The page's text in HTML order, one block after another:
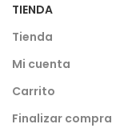
TIENDA
Tienda
Mi cuenta
Carrito
Finalizar compra